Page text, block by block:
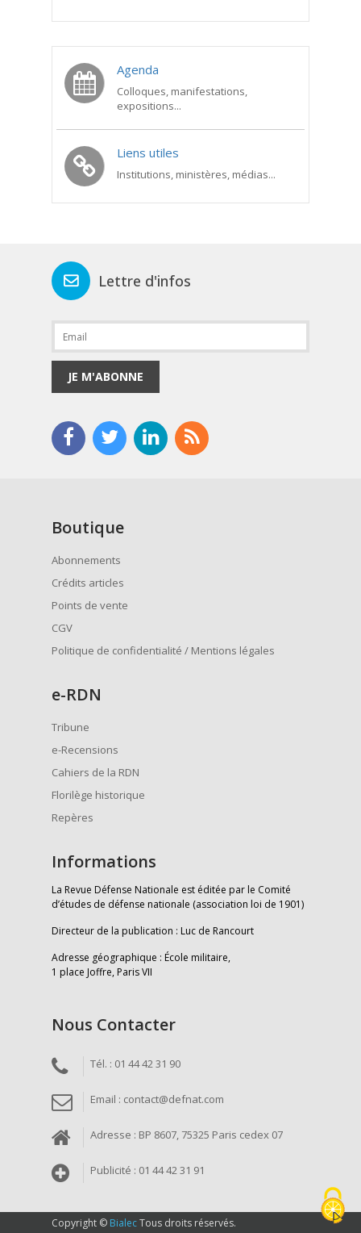
Agenda
Colloques, manifestations,
expositions...
Liens utiles
Institutions, ministères, médias...
Lettre d'infos
JE M'ABONNE
Boutique
Abonnements
Crédits articles
Points de vente
CGV
Politique de confidentialité / Mentions légales
e-RDN
Tribune
e-Recensions
Cahiers de la RDN
Florilège historique
Repères
Informations
La Revue Défense Nationale est éditée par le Comité
d’études de défense nationale (association loi de 1901)
Directeur de la publication : Luc de Rancourt
Adresse géographique : École militaire,
1 place Joffre, Paris VII
Nous Contacter
Tél. : 01 44 42 31 90
Email : contact@defnat.com
Adresse : BP 8607, 75325 Paris cedex 07
Publicité : 01 44 42 31 91
Copyright © BialecTous droits réservés.